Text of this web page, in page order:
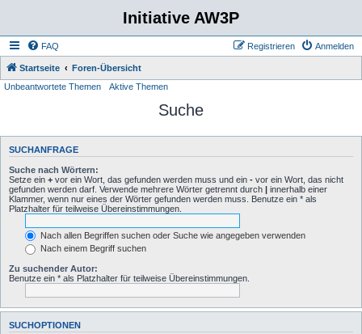
Initiative AW3P
FAQ Anmelden
Registrieren
Startseite
Foren-Übersicht
Unbeantwortete Themen
Aktive Themen
Suche
SUCHANFRAGE
Suche nach Wörtern:
Setze ein + vor ein Wort, das gefunden werden muss und ein - vor ein Wort, das nicht
gefunden werden darf. Verwende mehrere Wörter getrennt durch | innerhalb einer
Klammer, wenn nur eines der Wörter gefunden werden muss. Benutze ein * als
Platzhalter für teilweise Übereinstimmungen.
Nach allen Begriffen suchen oder Suche wie angegeben verwenden
Nach einem Begriff suchen
Zu suchender Autor:
Benutze ein * als Platzhalter für teilweise Übereinstimmungen.
SUCHOPTIONEN